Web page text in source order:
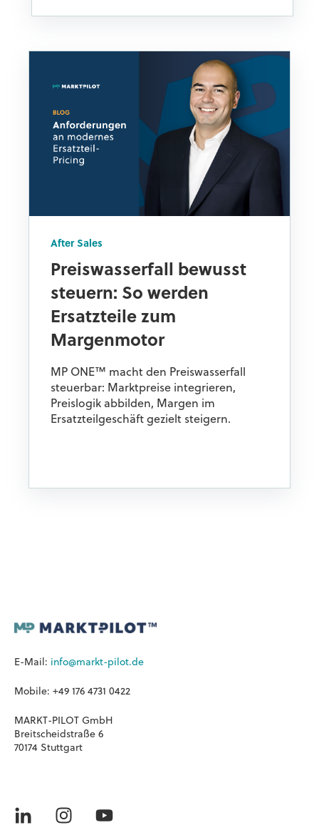
After Sales
Preiswasserfall bewusst
steuern: So werden
Ersatzteile zum
Margenmotor
MP ONE™ macht den Preiswasserfall
steuerbar: Marktpreise integrieren,
Preislogik abbilden, Margen im
Ersatzteilgeschäft gezielt steigern.
E-Mail: info@markt-pilot.de
Mobile: +49 176 4731 0422
MARKT-PILOT GmbH
Breitscheidstraße 6
70174 Stuttgart